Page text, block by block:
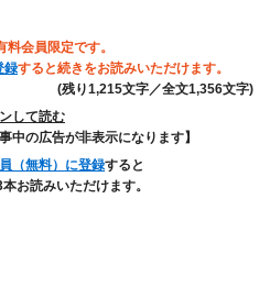
料会員限定です。
録すると続きをお読みいただけます。
(残り1,215文字／全文1,356文字)
して読む
中の広告が非表示になります】
（無料）に登録すると
お読みいただけます。